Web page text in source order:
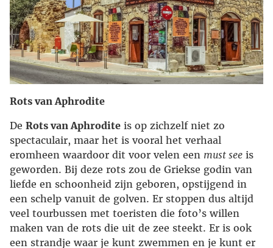
Rots van Aphrodite
De Rots van Aphrodite is op zichzelf niet zo
spectaculair, maar het is vooral het verhaal
eromheen waardoor dit voor velen een must see is
geworden. Bij deze rots zou de Griekse godin van
liefde en schoonheid zijn geboren, opstijgend in
een schelp vanuit de golven. Er stoppen dus altijd
veel tourbussen met toeristen die foto’s willen
maken van de rots die uit de zee steekt. Er is ook
een strandje waar je kunt zwemmen en je kunt er